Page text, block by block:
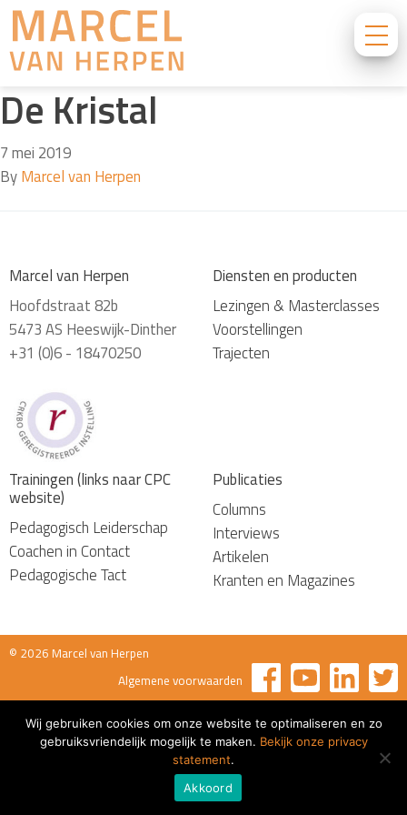
De Kristal
7 mei 2019
ByMarcel van Herpen
Marcel van Herpen
Hoofdstraat 82b
5473 AS Heeswijk-Dinther
+31 (0)6 - 18470250
Diensten en producten
Lezingen & Masterclasses
Voorstellingen
Trajecten
Trainingen (links naar CPC
website)
Pedagogisch Leiderschap
Coachen in Contact
Pedagogische Tact
Publicaties
Columns
Interviews
Artikelen
Kranten en Magazines
© 2026 Marcel van Herpen
Algemene voorwaarden
Wij gebruiken cookies om onze website te optimaliseren en zo
gebruiksvriendelijk mogelijk te maken. Bekijk onze privacy
statement.
Akkoord